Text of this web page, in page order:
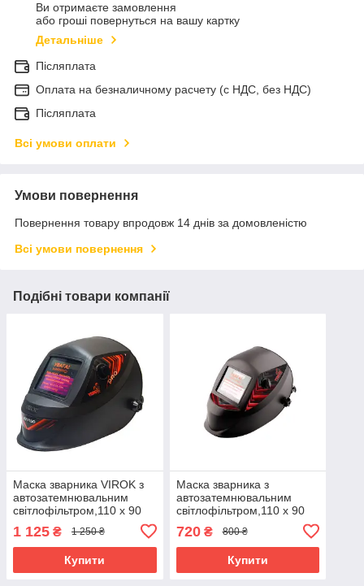
Ви отримаєте замовлення
або гроші повернуться на вашу картку
Детальніше
Післяплата
Оплата на безналичному расчету (с НДС, без НДС)
Післяплата
Всі умови оплати
Умови повернення
Повернення товару впродовж 14 днів за домовленістю
Всі умови повернення
Подібні товари компанії
Маска зварника VIROK з
автозатемнювальним
світлофільтром,110 х 90
(82V150)
1 125 ₴ 1 250 ₴
Купити
Маска зварника з
автозатемнювальним
світлофільтром,110 х 90
82V149
720₴ 800 ₴
Купити